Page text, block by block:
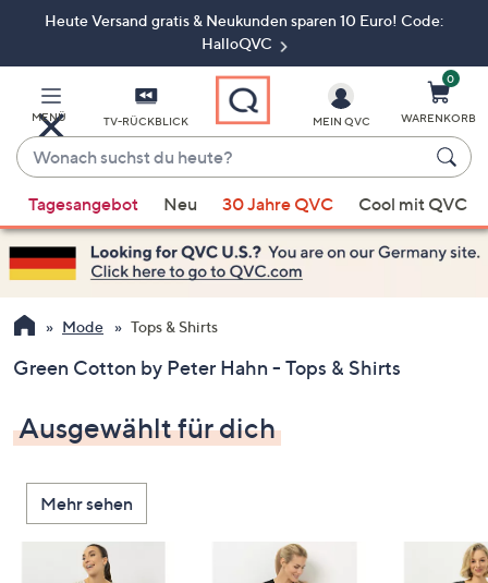
ZumHeute Versand gratis & Neukunden sparen 10 Euro! Code:
HalloQVC
MENÜ TV-RÜCKBLICK
Wonach
suchst
du
heute?
Vorschläge
verfügbar
sind,
verwenden
Sie
Pfeiltasten
oben
und
nach
unten
oder
MEIN QVC
0
WARENKORB
Tagesangebot Neu 30 Jahre QVC Cool mit QVC
Mode Tops & Shirts
Green Cotton by Peter Hahn - Tops & Shirts
Ausgewählt für dich
Mehr sehen